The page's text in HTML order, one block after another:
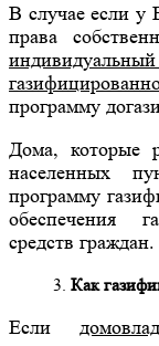
В случае если у
права
программу
Дома, которые
населенных
программу
обеспечения
средств граждан.
Как
Если